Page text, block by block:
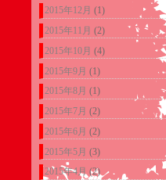
2015年12月 (1)
2015年11月 (2)
2015年10月 (4)
2015年9月 (1)
2015年8月 (1)
2015年7月 (2)
2015年6月 (2)
2015年5月 (3)
2015年4月 (2)